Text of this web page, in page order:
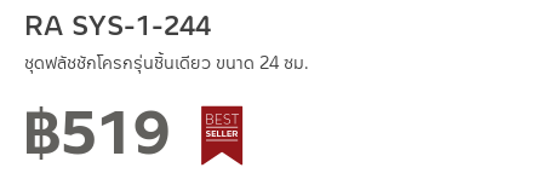
RA SYS-1-244
ชุดฟลัชชักโครกรุ่นชิ้นเดียว ขนาด 24 ซม.
฿519